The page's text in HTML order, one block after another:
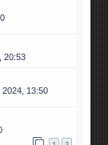
20:53
2024, 13:50